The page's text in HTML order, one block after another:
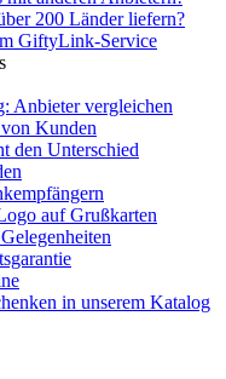
200 Länder liefern?
GiftyLink-Service
Anbieter vergleichen
Kunden
den Unterschied
auf Grußkarten
in unserem Katalog